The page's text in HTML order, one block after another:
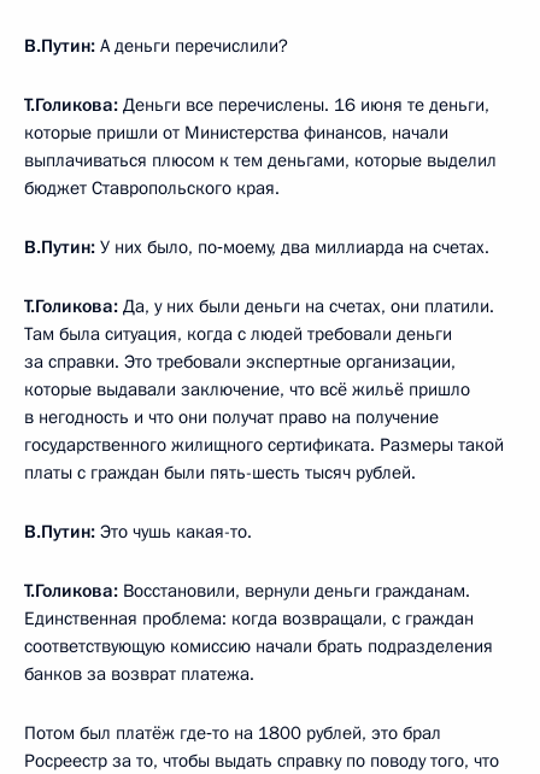
В.Путин: А деньги перечислили?
Т.Голикова: Деньги все перечислены. 16 июня те деньги,
которые пришли от Министерства финансов, начали
выплачиваться плюсом к тем деньгами, которые выделил
бюджет Ставропольского края.
В.Путин: У них было, по‑моему, два миллиарда на счетах.
Т.Голикова: Да, у них были деньги на счетах, они платили.
Там была ситуация, когда с людей требовали деньги
за справки. Это требовали экспертные организации,
которые выдавали заключение, что всё жильё пришло
в негодность и что они получат право на получение
государственного жилищного сертификата. Размеры такой
платы с граждан были пять-шесть тысяч рублей.
В.Путин: Это чушь какая-то.
Т.Голикова: Восстановили, вернули деньги гражданам.
Единственная проблема: когда возвращали, с граждан
соответствующую комиссию начали брать подразделения
банков за возврат платежа.
Потом был платёж где‑то на 1800 рублей, это брал
Росреестр за то, чтобы выдать справку по поводу того, что